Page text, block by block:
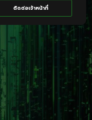
ติดต่อเจ้าหน้าที่